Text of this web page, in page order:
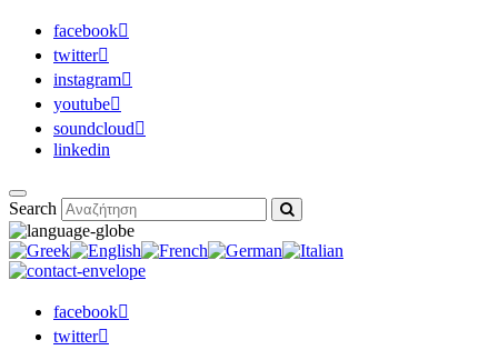
facebook
twitter
instagram
youtube
soundcloud
linkedin
Search
facebook
twitter